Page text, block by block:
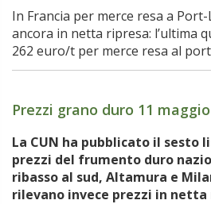
In Francia per merce resa a
ancora in netta ripresa: l’ultima
262 euro/t per merce resa al
Prezzi grano duro 11
La CUN ha pubblicato il sesto
prezzi del frumento duro
ribasso al sud, Altamura e
rilevano invece prezzi in netta